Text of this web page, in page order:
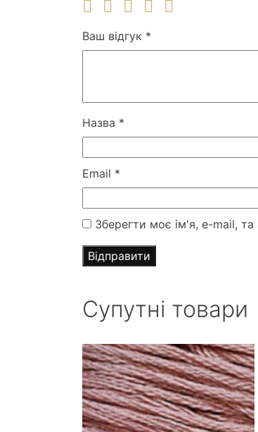
Ваш відгук *
Назва *
Email *
Зберегти моє ім'я, e-mail,
Супутні товари